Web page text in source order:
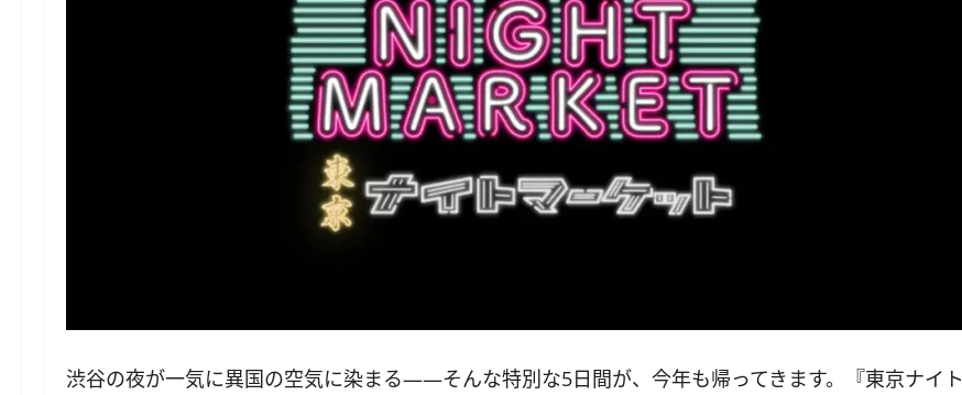
渋谷の夜が一気に異国の空気に染まる——そんな特別な5日間が、今年も帰ってきます。『東京ナイト